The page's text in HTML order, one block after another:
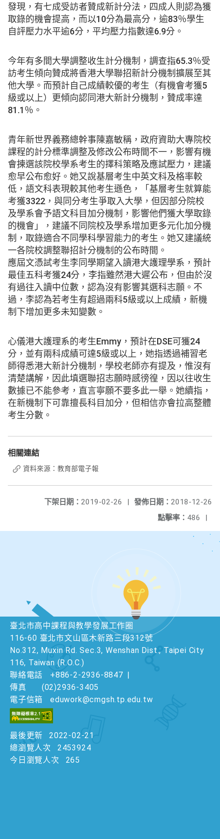
發現，有七成受訪者贊成新計分法，四成人則認為獲
取錄的機會提高，而以10分為最高分，逾83％學生
自評壓力水平逾6分，平均壓力指數達6.9分。
今年有多間大學調整收生計分機制，調查指65.3％受
訪考生傾向贊成將香港大學聯招新計分機制擴展至其
他大學。而預計自己成績較優的考生（有機會考獲5
級或以上）更傾向認同港大新計分機制，贊成率達
81.1％。
青年新世界義務總幹事陳嘉敏稱，政府資助大專院校
課程的計分標準調整及修改公布時間不一，影響有機
會揀選該院校學系考生的擇科策略及應試壓力，建議
愈早公布愈好。她又說基層考生中英文科及格率較
低，語文科表現較其他考生遜色，「基層考生就算能
考獲3322，與同分考生爭取入大學，但因部分院校
及學系會予語文科目加分機制，影響他們獲大學取錄
的機會」，建議不同院校及學系增加更多元化加分機
制，取錄適合不同學科學習能力的考生。她又建議統
一各院校調整聯招計分機制的公布時間。
應屆文憑試考生李同學期望入讀港大護理學系，預計
最佳五科考獲24分，李指雖然港大遲公布，但由於沒
有過往入讀中位數，認為沒有影響其選科志願。不
過，李認為若考生有超過兩科5級或以上成績，新機
制下增加更多未知變數。
心儀港大護理系的考生Emmy，預計在DSE可獲24
分，並有兩科成績可達5級或以上，她指透過補習老
師得悉港大新計分機制，學校老師亦有提及，惟沒有
清楚講解，因此填選聯招志願時感徬徨，因以往收生
數據已不能參考，直言寧願不要多此一舉。她續指，
在新機制下可靠擅長科目加分，但相信亦會拉高整體
考生分數。
相關連結
資料來源：教育部電子報
發佈日期： 2018-12-26
下架日期： 2019-02-26
|
點擊率： 486 |
臺北市高中課程與教學發展工作圈
116-60 臺北市文山區木新路三段312號
No.312, Muxin Rd. Sec.3, Wenshan Dist., Taipei City
116, Taiwan (R.O.C.)
聯絡電話
+886-2-2936-8847 |
傳真
(02)2936-3405
電子信箱
eduwork@cmgsh.tp.edu.tw
最後更新
2022-02-21
總瀏覽人次
2453924
今日瀏覽人次
265